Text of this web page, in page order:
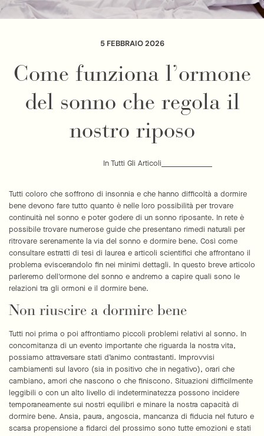
5 FEBBRAIO 2026
Come funziona l’ormone
del sonno che regola il
nostro riposo
In Tutti Gli Articoli
Tutti coloro che soffrono di insonnia e che hanno difficoltà a dormire
bene devono fare tutto quanto è nelle loro possibilità per trovare
continuità nel sonno e poter godere di un sonno riposante. In rete è
possibile trovare numerose guide che presentano rimedi naturali per
ritrovare serenamente la via del sonno e dormire bene. Così come
consultare estratti di tesi di laurea e articoli scientifici che affrontano il
problema eviscerandolo fin nei minimi dettagli. In questo breve articolo
parleremo dell'ormone del sonno e andremo a capire quali sono le
relazioni tra gli ormoni e il dormire bene.
Non riuscire a dormire bene
Tutti noi prima o poi affrontiamo piccoli problemi relativi al sonno. In
concomitanza di un evento importante che riguarda la nostra vita,
possiamo attraversare stati d’animo contrastanti. Improvvisi
cambiamenti sul lavoro (sia in positivo che in negativo), orari che
cambiano, amori che nascono o che finiscono. Situazioni difficilmente
leggibili o con un alto livello di indeterminatezza possono incidere
temporaneamente sui nostri equilibri e minare la nostra capacità di
dormire bene. Ansia, paura, angoscia, mancanza di fiducia nel futuro e
scarsa propensione a fidarci del prossimo sono tutte emozioni e stati